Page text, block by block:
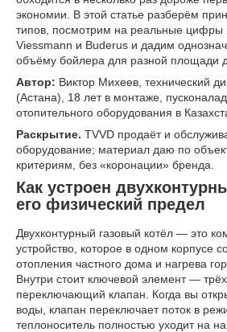
экономии. В этой статье разберём
типов, посмотрим на реальные
Viessmann и Buderus и дадим
объёму бойлера для разной площади
Автор: Виктор Михеев, технический
(Астана), 18 лет в монтаже,
отопительного оборудования в
Раскрытие. TVVD продаёт и
оборудование; материал даю по
критериям, без «коронации» бренда.
Как устроен
его физический предел
Двухконтурный газовый котёл — это
устройство, которое в одном корпусе
отопления частного дома и нагрева
Внутри стоит ключевой элемент —
переключающий клапан. Когда вы
воды, клапан переключает поток в
теплоноситель полностью уходит на